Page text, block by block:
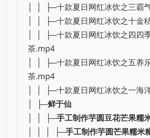
│ │ ├─十款夏日网红冰饮之三霸
│ │ ├─十款夏日网红冰饮之十金
│ │ ├─十款夏日网红冰饮之四四
茶.mp4
│ │ ├─十款夏日网红冰饮之五养
茶.mp4
│ │ ├─十款夏日网红冰饮之一海
│ ├─鲜于仙
│ │ ├─手工制作芋圆豆花芒果糯
│ │ │ ├─手工制作芋圆芒果糯米